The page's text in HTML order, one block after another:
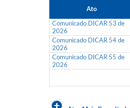
Ato
Comunicado DICAR 53 de
2026
Comunicado DICAR 54 de
2026
Comunicado DICAR 55 de
2026